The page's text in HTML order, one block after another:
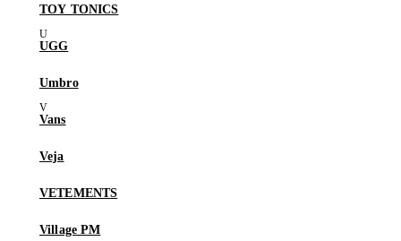
TOY TONICS
UGG
Umbro
Vans
Veja
VETEMENTS
Village PM